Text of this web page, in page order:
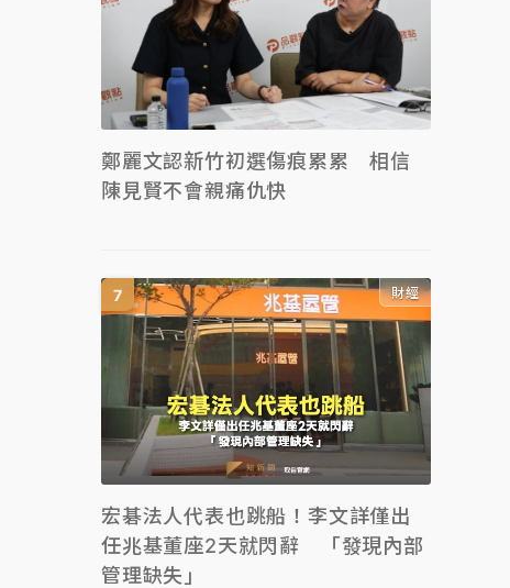
鄭麗文認新竹初選傷痕累累 相信
陳見賢不會親痛仇快
財經
宏碁法人代表也跳船！李文詳僅出
任兆基董座2天就閃辭 「發現內部
管理缺失」